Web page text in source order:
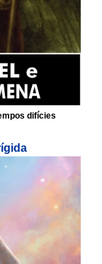
difícies